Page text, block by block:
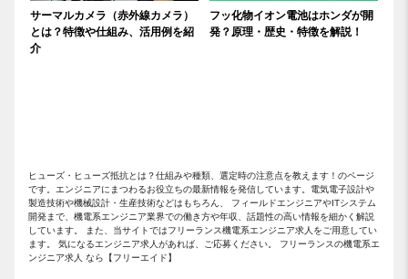
サーマルカメラ（赤外線カメラ）
とは？特徴や仕組み、活用例を紹
介
フッ化物イオン電池はホンダが開
発？原理・歴史・特徴を解説！
ヒューズ・ヒューズ抵抗とは？仕組みや種類、選定時の注意点を教えます！のページ
です。エンジニアにまつわるお役立ちの最新情報を発信しています。電気電子設計や
製造技術や機械設計・生産技術などはもちろん、 フィールドエンジニアやITシステム
開発まで、機電系エンジニア業界での働き方や年収、話題性の高い情報を細かく解説
しています。 また、当サイトではフリーランス機電系エンジニア求人をご用意してい
ます。 気になるエンジニア求人があれば、ご応募ください。 フリーランスの機電系エ
ンジニア求人 なら【フリーエイド】